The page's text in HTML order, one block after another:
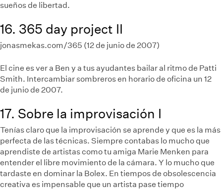
sueños de libertad.
16. 365 day project II
jonasmekas.com/365 (12 de junio de 2007)
El cine es ver a Ben y a tus ayudantes bailar al ritmo de Patti
Smith. Intercambiar sombreros en horario de oficina un 12
de junio de 2007.
17. Sobre la improvisación I
Tenías claro que la improvisación se aprende y que es la más
perfecta de las técnicas. Siempre contabas lo mucho que
aprendiste de artistas como tu amiga Marie Menken para
entender el libre movimiento de la cámara. Y lo mucho que
tardaste en dominar la Bolex. En tiempos de obsolescencia
creativa es impensable que un artista pase tiempo